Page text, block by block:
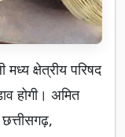
क्षेत्रीय परिषद
होगी। अमित